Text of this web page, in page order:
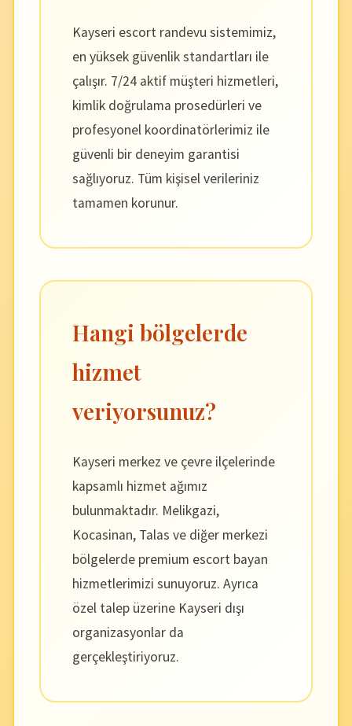
Kayseri escort randevu sistemimiz,
en yüksek güvenlik standartları ile
çalışır. 7/24 aktif müşteri hizmetleri,
kimlik doğrulama prosedürleri ve
profesyonel koordinatörlerimiz ile
güvenli bir deneyim garantisi
sağlıyoruz. Tüm kişisel verileriniz
tamamen korunur.
Hangi bölgelerde
hizmet
veriyorsunuz?
Kayseri merkez ve çevre ilçelerinde
kapsamlı hizmet ağımız
bulunmaktadır. Melikgazi,
Kocasinan, Talas ve diğer merkezi
bölgelerde premium escort bayan
hizmetlerimizi sunuyoruz. Ayrıca
özel talep üzerine Kayseri dışı
organizasyonlar da
gerçekleştiriyoruz.